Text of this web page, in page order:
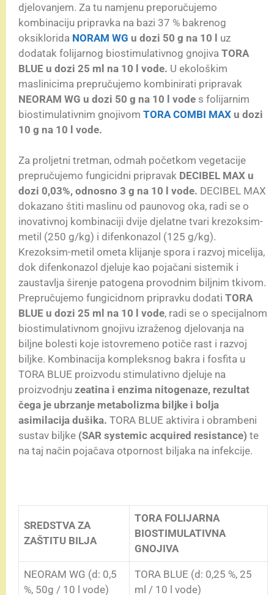
djelovanjem. Za tu namjenu preporučujemo
kombinaciju pripravka na bazi 37 % bakrenog
oksiklorida NORAM WG u dozi 50 g na 10 l uz
dodatak folijarnog biostimulativnog gnojiva TORA
BLUE u dozi 25 ml na 10 l vode. U ekološkim
maslinicima prepručujemo kombinirati pripravak
NEORAM WG u dozi 50 g na 10 l vode s folijarnim
biostimulativnim gnojivom TORA COMBI MAX u dozi
10 g na 10 l vode.
Za proljetni tretman, odmah početkom vegetacije
prepručujemo fungicidni pripravak DECIBEL MAX u
dozi 0,03%, odnosno 3 g na 10 l vode. DECIBEL MAX
dokazano štiti maslinu od paunovog oka, radi se o
inovativnoj kombinaciji dvije djelatne tvari krezoksim-
metil (250 g/kg) i difenkonazol (125 g/kg).
Krezoksim-metil ometa klijanje spora i razvoj micelija,
dok difenkonazol djeluje kao pojačani sistemik i
zaustavlja širenje patogena provodnim biljnim tkivom.
Prepručujemo fungicidnom pripravku dodati TORA
BLUE u dozi 25 ml na 10 l vode, radi se o specijalnom
biostimulativnom gnojivu izraženog djelovanja na
biljne bolesti koje istovremeno potiče rast i razvoj
biljke. Kombinacija kompleksnog bakra i fosfita u
TORA BLUE proizvodu stimulativno djeluje na
proizvodnju zeatina i enzima nitogenaze, rezultat
čega je ubrzanje metabolizma biljke i bolja
asimilacija dušika. TORA BLUE aktivira i obrambeni
sustav biljke (SAR systemic acquired resistance) te
na taj način pojačava otpornost biljaka na infekcije.
SREDSTVA ZA
ZAŠTITU BILJA
TORA FOLIJARNA
BIOSTIMULATIVNA
GNOJIVA
NEORAM WG (d: 0,5
%, 50g / 10 l vode)
TORA BLUE (d: 0,25 %, 25
ml / 10 l vode)